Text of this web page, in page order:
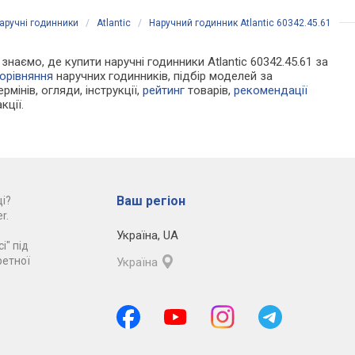
годинники / Atlantic / Наручний годинник Atlantic 60342.45.61
де купити наручні годинники Atlantic 60342.45.61 за
наручних годинників, підбір моделей за
огляди, інструкції,рейтинг товарів,рекомендації
під
Ваш регіон
Україна, UA
Україна